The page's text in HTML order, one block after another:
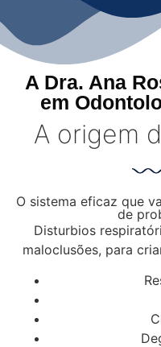
A Dra. Ana
em
A origem
O sistema eficaz que
de
Disturbios
maloclusões, para